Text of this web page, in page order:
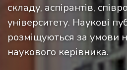
складу, аспірантів,
університету. Наукові
розміщуються за умови
наукового керівника.